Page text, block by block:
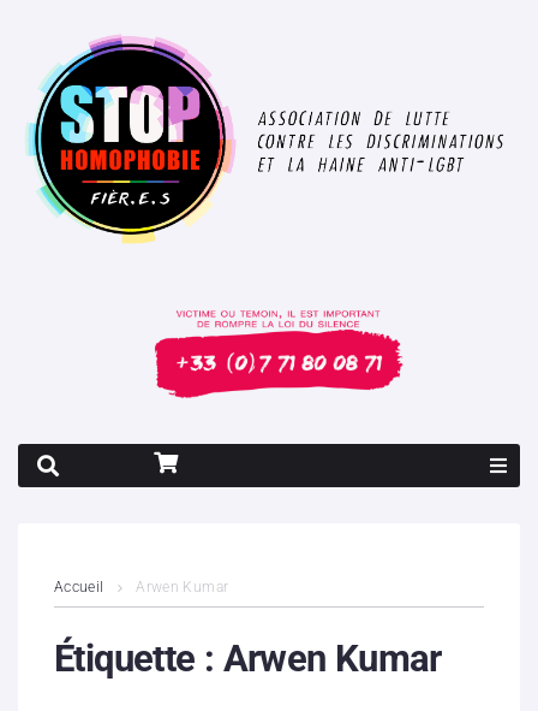
Contenus litigieux
Accueil Arwen Kumar
Étiquette : Arwen Kumar